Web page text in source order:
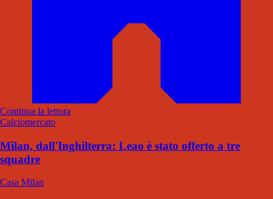
Continua la lettura
Calciomercato
Milan, dall'Inghilterra: Leao è stato offerto a tre
squadre
Casa Milan